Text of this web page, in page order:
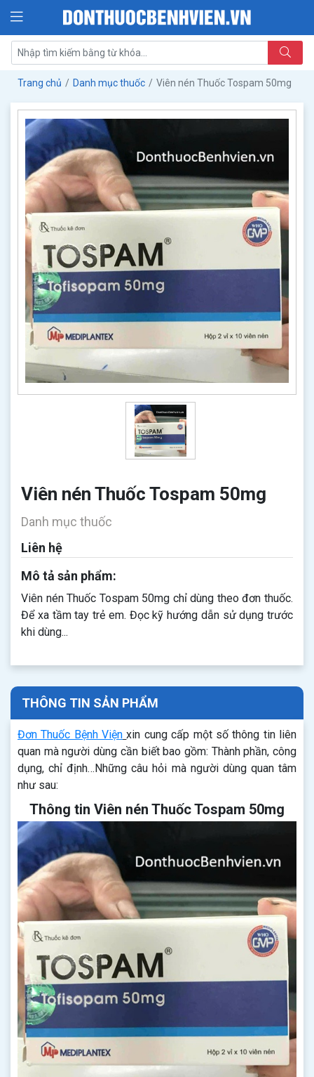
Trang chủ Danh mục thuốc Viên nén Thuốc Tospam 50mg
Viên nén Thuốc Tospam 50mg
Danh mục thuốc
Liên hệ
Mô tả sản phẩm:
Viên nén Thuốc Tospam 50mg chỉ dùng theo đơn thuốc.
Để xa tầm tay trẻ em. Đọc kỹ hướng dẫn sử dụng trước
khi dùng...
THÔNG TIN SẢN PHẨM
Đơn Thuốc Bệnh Viện xin cung cấp một số thông tin liên
quan mà người dùng cần biết bao gồm: Thành phần, công
dụng, chỉ định…Những câu hỏi mà người dùng quan tâm
như sau:
Thông tin Viên nén Thuốc Tospam 50mg